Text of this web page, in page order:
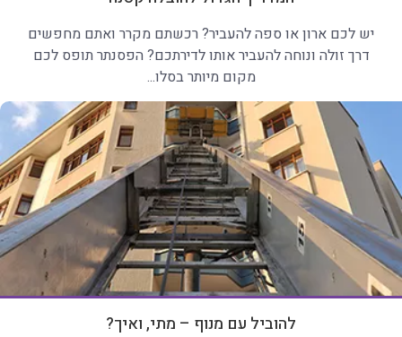
יש לכם ארון או ספה להעביר? רכשתם מקרר ואתם מחפשים
דרך זולה ונוחה להעביר אותו לדירתכם? הפסנתר תופס לכם
מקום מיותר בסלו...
להוביל עם מנוף – מתי, ואיך?